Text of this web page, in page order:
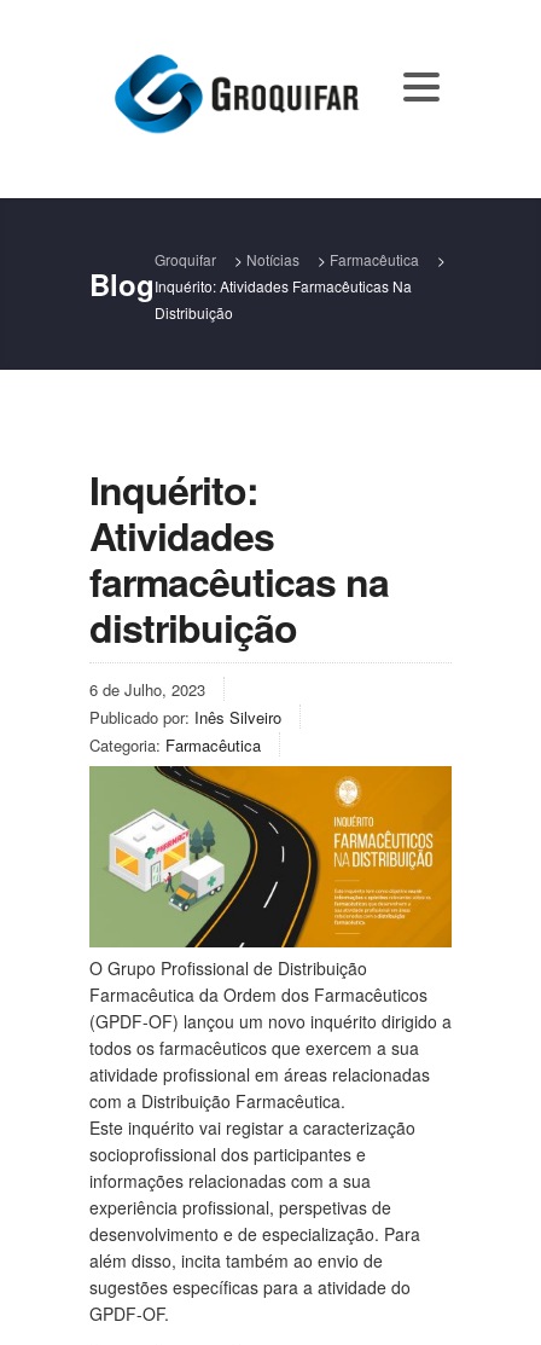
Blog
Groquifar > Notícias > Farmacêutica
>
Inquérito: Atividades Farmacêuticas Na
Distribuição
Inquérito:
Atividades
farmacêuticas na
distribuição
6 de Julho, 2023
Publicado por: Inês Silveiro
Categoria: Farmacêutica
O Grupo Profissional de Distribuição
Farmacêutica da Ordem dos Farmacêuticos
(GPDF-OF) lançou um novo inquérito dirigido a
todos os farmacêuticos que exercem a sua
atividade profissional em áreas relacionadas
com a Distribuição Farmacêutica.
Este inquérito vai registar a caracterização
socioprofissional dos participantes e
informações relacionadas com a sua
experiência profissional, perspetivas de
desenvolvimento e de especialização. Para
além disso, incita também ao envio de
sugestões específicas para a atividade do
GPDF-OF.